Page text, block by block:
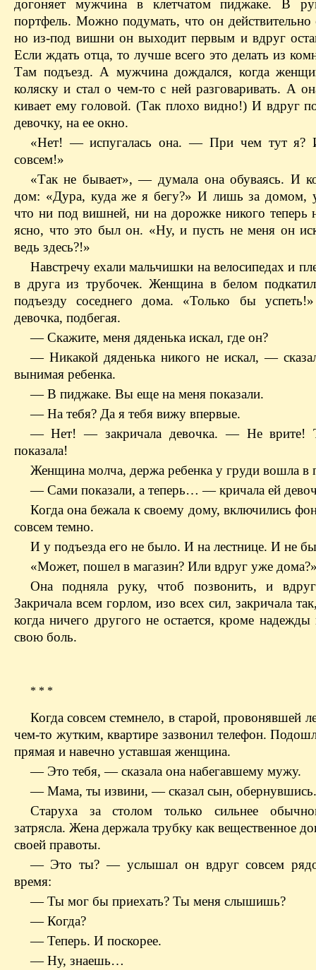
догоняет мужчина в клетчатом пиджаке. В
портфель. Можно подумать, что он действительно
но из-под вишни он выходит первым и вдруг
Если ждать отца, то лучше всего это делать из
Там подъезд. А мужчина дождался, когда
коляску и стал о чем-то с ней разговаривать. А
кивает ему головой. (Так плохо видно!) И вдруг
девочку, на ее окно.
«Нет! — испугалась она. — При чем тут я?
совсем!»
«Так не бывает», — думала она обуваясь. И
дом: «Дура, куда же я бегу?» И лишь за домом,
что ни под вишней, ни на дорожке никого теперь
ясно, что это был он. «Ну, и пусть не меня он
ведь здесь?!»
Навстречу ехали мальчишки на велосипедах и
в друга из трубочек. Женщина в белом
подъезду соседнего дома. «Только бы
девочка, подбегая.
— Скажите, меня дяденька искал, где он?
— Никакой дяденька никого не искал, —
вынимая ребенка.
— В пиджаке. Вы еще на меня показали.
— На тебя? Да я тебя вижу впервые.
— Нет! — закричала девочка. — Не врите!
показала!
Женщина молча, держа ребенка у груди вошла в
— Сами показали, а теперь… — кричала ей
Когда она бежала к своему дому, включились
совсем темно.
И у подъезда его не было. И на лестнице. И не
«Может, пошел в магазин? Или вдруг уже
Она подняла руку, чтоб позвонить, и вдруг
Закричала всем горлом, изо всех сил, закричала
когда ничего другого не остается, кроме надежды
свою боль.
* * *
Когда совсем стемнело, в старой, провонявшей
чем-то жутким, квартире зазвонил телефон.
прямая и навечно уставшая женщина.
— Это тебя, — сказала она набегавшему мужу.
— Мама, ты извини, — сказал сын, обернувшись.
Старуха за столом только сильнее
затрясла. Жена держала трубку как вещественное
своей правоты.
— Это ты? — услышал он вдруг совсем
время:
— Ты мог бы приехать? Ты меня слышишь?
— Когда?
— Теперь. И поскорее.
— Ну, знаешь…